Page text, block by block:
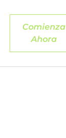
Comienza
Ahora